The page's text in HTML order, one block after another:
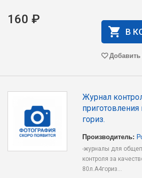
160 ₽
В
Журнал
гориз.
Производитель:
-журналы для
контроля за
80л.А4гориз...